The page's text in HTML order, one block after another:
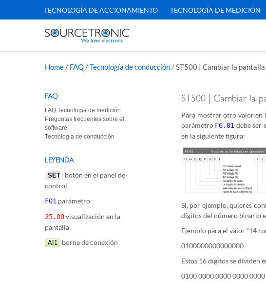
TECNOLOGÍA DE ACCIONAMIENTO TECNOLOGÍA DE MEDICIÓN
Home / FAQ /Tecnología de conducción /ST500 | Cambiar la
ST500 | Cambiar la
Para mostrar otro valor en
parámetro F6.01 debe ser
en la siguiente figura:
Si, por ejemplo, quieres
dígitos del número binario
Ejemplo para el valor “14
0100000000000000
Estos 16 dígitos se dividen
0100 0000 0000 0000
FAQ
FAQ Tecnología de medición
Preguntas frecuentes sobre el
software
Tecnología de conducción
LEYENDA
SET
botón en el panel de
control
F01 parámetro
25.00visualización en la
pantalla
AI1 borne de conexión